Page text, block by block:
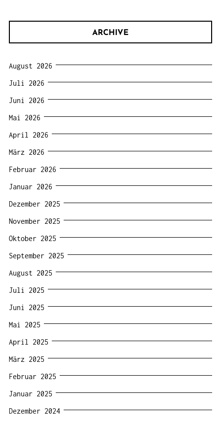
ARCHIVE
August 2026
Juli 2026
Juni 2026
Mai 2026
April 2026
März 2026
Februar 2026
Januar 2026
Dezember 2025
November 2025
Oktober 2025
September 2025
August 2025
Juli 2025
Juni 2025
Mai 2025
April 2025
März 2025
Februar 2025
Januar 2025
Dezember 2024